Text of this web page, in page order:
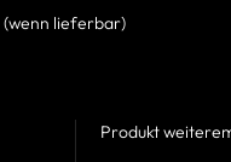
(wenn lieferbar)
Produkt